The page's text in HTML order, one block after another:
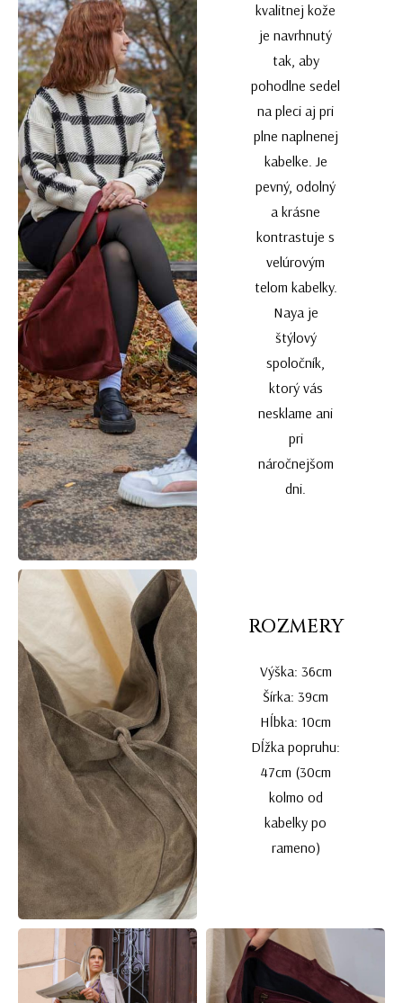
kvalitnej kože
je navrhnutý
tak, aby
pohodlne sedel
na pleci aj pri
plne naplnenej
kabelke. Je
pevný, odolný
a krásne
kontrastuje s
velúrovým
telom kabelky.
Naya je
štýlový
spoločník,
ktorý vás
nesklame ani
pri
náročnejšom
dni.
ROZMERY
Výška: 36cm
Šírka: 39cm
Hĺbka: 10cm
Dĺžka popruhu:
47cm (30cm
kolmo od
kabelky po
rameno)